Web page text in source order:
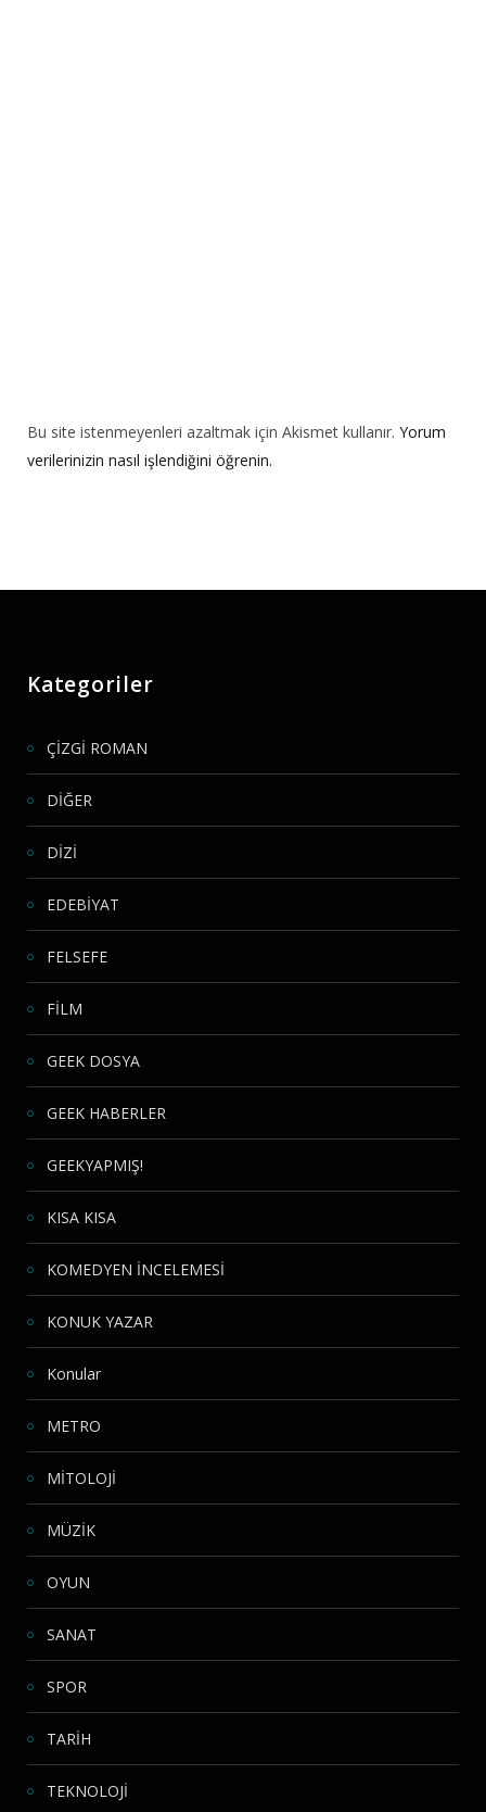
Bu site istenmeyenleri azaltmak için Akismet kullanır. Yorum
verilerinizin nasıl işlendiğini öğrenin.
Kategoriler
ÇİZGİ ROMAN
DİĞER
DİZİ
EDEBİYAT
FELSEFE
FİLM
GEEK DOSYA
GEEK HABERLER
GEEKYAPMIŞ!
KISA KISA
KOMEDYEN İNCELEMESİ
KONUK YAZAR
Konular
METRO
MİTOLOJİ
MÜZİK
OYUN
SANAT
SPOR
TARİH
TEKNOLOJİ